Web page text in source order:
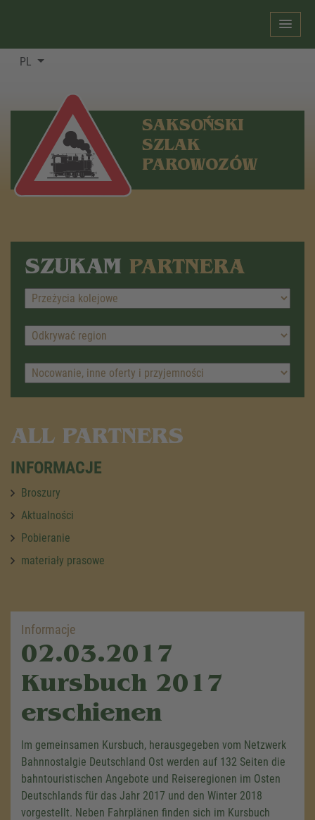
PL
SAKSOŃSKI
SZLAK
PAROWOZÓW
SZUKAM PARTNERA
ALL PARTNERS
INFORMACJE
Broszury
Aktualności
Pobieranie
materiały prasowe
Informacje
02.03.2017
Kursbuch 2017
erschienen
Im gemeinsamen Kursbuch, herausgegeben vom Netzwerk
Bahnnostalgie Deutschland Ost werden auf 132 Seiten die
bahntouristischen Angebote und Reiseregionen im Osten
Deutschlands für das Jahr 2017 und den Winter 2018
vorgestellt. Neben Fahrplänen finden sich im Kursbuch